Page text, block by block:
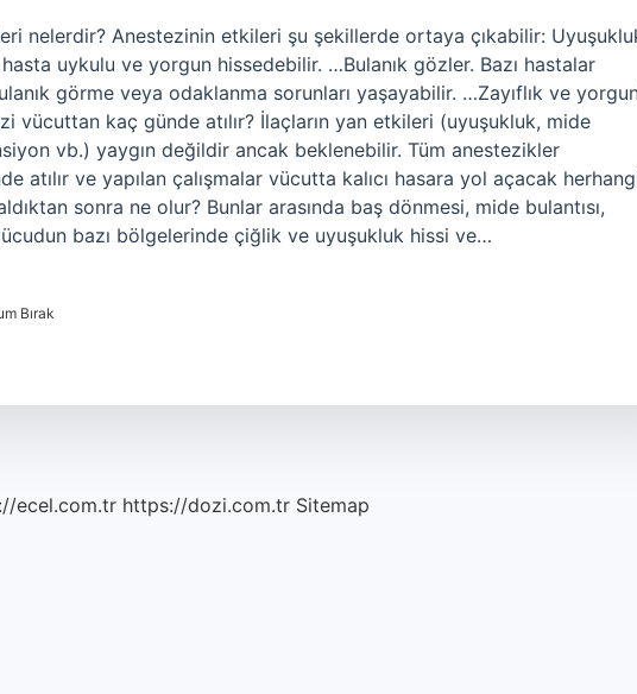
nelerdir? Anestezinin etkileri şu şekillerde ortaya çıkabilir:
uykulu ve yorgun hissedebilir. …Bulanık gözler. Bazı hastalar
görme veya odaklanma sorunları yaşayabilir. …Zayıflık ve
vücuttan kaç günde atılır? İlaçların yan etkileri (uyuşukluk, mide
vb.) yaygın değildir ancak beklenebilir. Tüm anestezikler
atılır ve yapılan çalışmalar vücutta kalıcı hasara yol açacak
sonra ne olur? Bunlar arasında baş dönmesi, mide bulantısı,
bazı bölgelerinde çiğlik ve uyuşukluk hissi ve…
Bırak
ecel.com.tr https://dozi.com.tr Sitemap